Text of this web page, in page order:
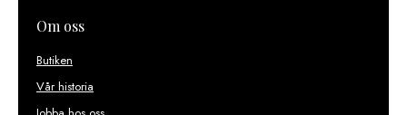
Om oss
Butiken
Vår historia